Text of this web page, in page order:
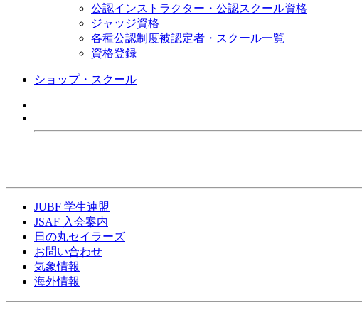
公認インストラクター・公認スクール資格
ジャッジ資格
各種公認制度被認定者・スクール一覧
資格登録
ショップ・スクール
JUBF 学生連盟
JSAF 入会案内
日の丸セイラーズ
お問い合わせ
気象情報
海外情報